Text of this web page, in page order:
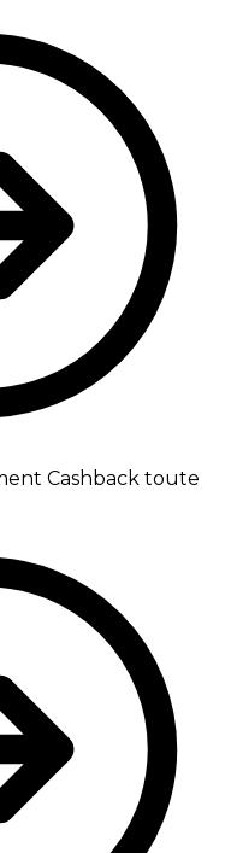
Cashback toute